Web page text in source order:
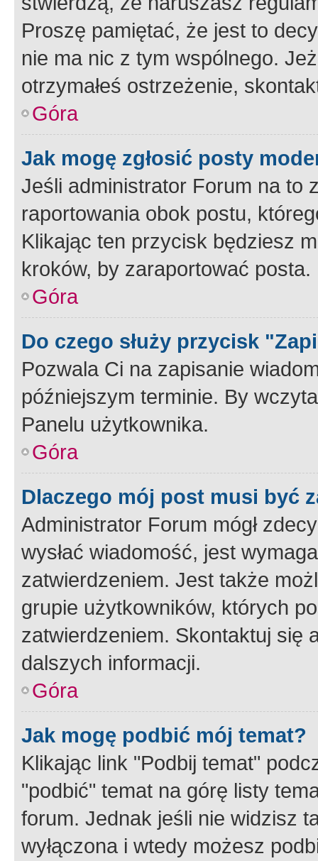
Proszę pamiętać, że jest to
nie ma nic z tym wspólnego.
otrzymałeś ostrzeżenie,
Góra
Jak mogę zgłosić posty
Jeśli administrator Forum na to
raportowania obok postu,
Klikając ten przycisk będziesz
kroków, by zaraportować posta.
Góra
Do czego służy przycisk
Pozwala Ci na zapisanie
późniejszym terminie. By
Panelu użytkownika.
Góra
Dlaczego mój post musi być
Administrator Forum mógł
wysłać wiadomość, jest
zatwierdzeniem. Jest także
grupie użytkowników, których
zatwierdzeniem. Skontaktuj się
dalszych informacji.
Góra
Jak mogę podbić mój temat?
Klikając link "Podbij temat"
"podbić" temat na górę listy
forum. Jednak jeśli nie widzisz
wyłączona i wtedy możesz